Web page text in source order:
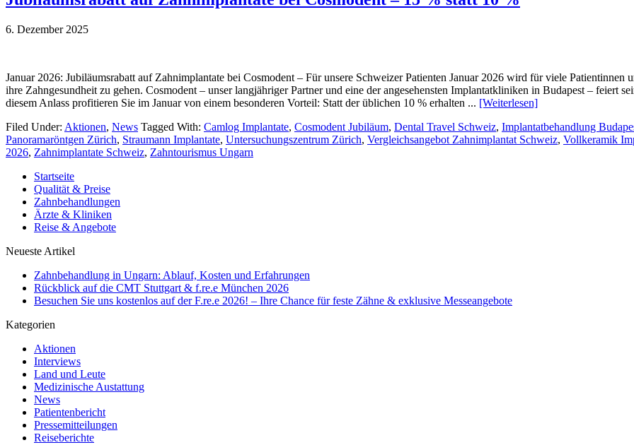
6. Dezember 2025
Januar 2026: Jubiläumsrabatt auf Zahnimplantate bei Cosmodent – Für unsere Schweizer Patienten Januar 2026 wird für viele
ihre Zahngesundheit zu gehen. Cosmodent – unser langjähriger Partner und eine der angesehensten Implantatkliniken in Budapest – feiert
diesem Anlass profitieren Sie im Januar von einem besonderen Vorteil: Statt der üblichen 10 % erhalten ... [Weiterlesen]
Filed Under: Aktionen, News Tagged With: Camlog Implantate, Cosmodent Jubiläum, Dental Travel Schweiz, Implantatbehandlung
Panoramaröntgen Zürich, Straumann Implantate, Untersuchungszentrum Zürich, Vergleichsangebot Zahnimplantat Schweiz, Vollkeramik
2026, Zahnimplantate Schweiz, Zahntourismus Ungarn
Startseite
Qualität & Preise
Zahnbehandlungen
Ärzte & Kliniken
Reise & Angebote
Neueste Artikel
Zahnbehandlung in Ungarn: Ablauf, Kosten und Erfahrungen
Rückblick auf die CMT Stuttgart & f.re.e München 2026
Besuchen Sie uns kostenlos auf der F.re.e 2026! – Ihre Chance für feste Zähne & exklusive Messeangebote
Kategorien
Aktionen
Interviews
Land und Leute
Medizinische Austattung
News
Patientenbericht
Pressemitteilungen
Reiseberichte